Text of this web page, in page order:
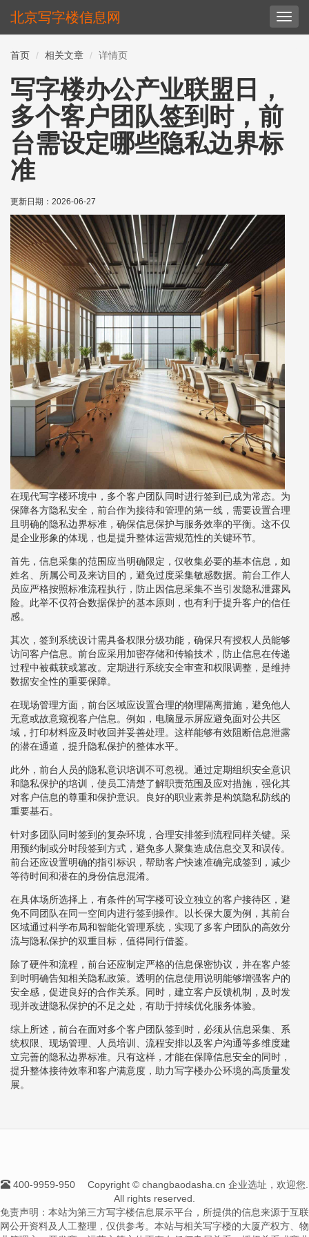
切
北京写字楼信息网
首页 相关文章 详情页
写字楼办公产业联盟日，
多个客户团队签到时，前
台需设定哪些隐私边界标
准
更新日期： 2026-06-27
在现代写字楼环境中，多个客户团队同时进行签到已成为常态。为
保障各方隐私安全，前台作为接待和管理的第一线，需要设置合理
且明确的隐私边界标准，确保信息保护与服务效率的平衡。这不仅
是企业形象的体现，也是提升整体运营规范性的关键环节。
首先，信息采集的范围应当明确限定，仅收集必要的基本信息，如
姓名、所属公司及来访目的，避免过度采集敏感数据。前台工作人
员应严格按照标准流程执行，防止因信息采集不当引发隐私泄露风
险。此举不仅符合数据保护的基本原则，也有利于提升客户的信任
感。
其次，签到系统设计需具备权限分级功能，确保只有授权人员能够
访问客户信息。前台应采用加密存储和传输技术，防止信息在传递
过程中被截获或篡改。定期进行系统安全审查和权限调整，是维持
数据安全性的重要保障。
在现场管理方面，前台区域应设置合理的物理隔离措施，避免他人
无意或故意窥视客户信息。例如，电脑显示屏应避免面对公共区
域，打印材料应及时收回并妥善处理。这样能够有效阻断信息泄露
的潜在通道，提升隐私保护的整体水平。
此外，前台人员的隐私意识培训不可忽视。通过定期组织安全意识
和隐私保护的培训，使员工清楚了解职责范围及应对措施，强化其
对客户信息的尊重和保护意识。良好的职业素养是构筑隐私防线的
重要基石。
针对多团队同时签到的复杂环境，合理安排签到流程同样关键。采
用预约制或分时段签到方式，避免多人聚集造成信息交叉和误传。
前台还应设置明确的指引标识，帮助客户快速准确完成签到，减少
等待时间和潜在的身份信息混淆。
在具体场所选择上，有条件的写字楼可设立独立的客户接待区，避
免不同团队在同一空间内进行签到操作。以长保大厦为例，其前台
区域通过科学布局和智能化管理系统，实现了多客户团队的高效分
流与隐私保护的双重目标，值得同行借鉴。
除了硬件和流程，前台还应制定严格的信息保密协议，并在客户签
到时明确告知相关隐私政策。透明的信息使用说明能够增强客户的
安全感，促进良好的合作关系。同时，建立客户反馈机制，及时发
现并改进隐私保护的不足之处，有助于持续优化服务体验。
综上所述，前台在面对多个客户团队签到时，必须从信息采集、系
统权限、现场管理、人员培训、流程安排以及客户沟通等多维度建
立完善的隐私边界标准。只有这样，才能在保障信息安全的同时，
提升整体接待效率和客户满意度，助力写字楼办公环境的高质量发
展。
400-9959-950
Copyright © changbaodasha.cn 企业选址，欢迎您.
All rights reserved.
免责声明：本站为第三方写字楼信息展示平台，所提供的信息来源于互联
网公开资料及人工整理，仅供参考。本站与相关写字楼的大厦产权方、物